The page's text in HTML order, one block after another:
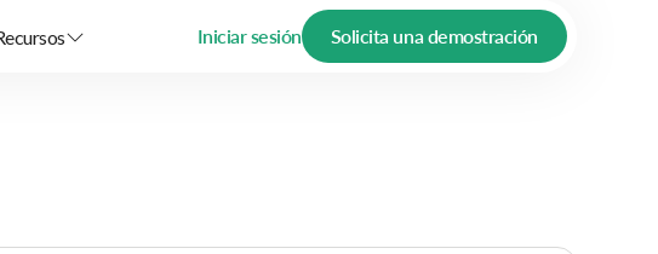
Iniciar sesión Solicita una demostración